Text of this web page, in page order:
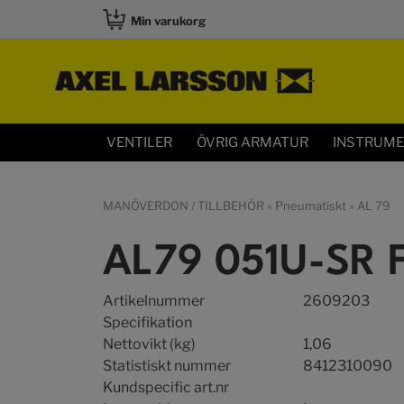
Min varukorg
VENTILER ÖVRIG ARMATUR
MANÖVERDON / TILLBEHÖR » Pneumatiskt » AL 79
AL79 051U-SR
Artikelnummer
2609203
Specifikation
Nettovikt (kg)
1,06
Statistiskt nummer
8412310090
Kundspecific art.nr